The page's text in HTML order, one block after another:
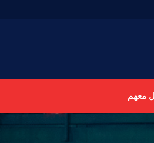
معهم